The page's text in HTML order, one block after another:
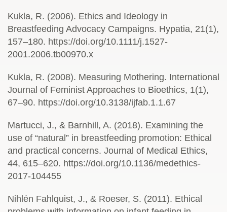
Kukla, R. (2006). Ethics and Ideology in
Breastfeeding Advocacy Campaigns. Hypatia, 21(1),
157–180. https://doi.org/10.1111/j.1527-
2001.2006.tb00970.x
Kukla, R. (2008). Measuring Mothering. International
Journal of Feminist Approaches to Bioethics, 1(1),
67–90. https://doi.org/10.3138/ijfab.1.1.67
Martucci, J., & Barnhill, A. (2018). Examining the
use of “natural” in breastfeeding promotion: Ethical
and practical concerns. Journal of Medical Ethics,
44, 615–620. https://doi.org/10.1136/medethics-
2017-104455
Nihlén Fahlquist, J., & Roeser, S. (2011). Ethical